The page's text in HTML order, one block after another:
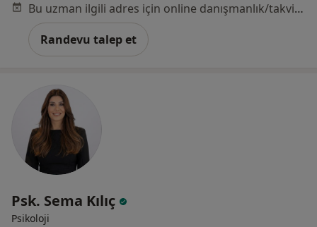
Bu uzman ilgili adres için online danışmanlık/takvim sunmuyor.
Randevu talep et
Psk. Sema Kılıç
Psikoloji